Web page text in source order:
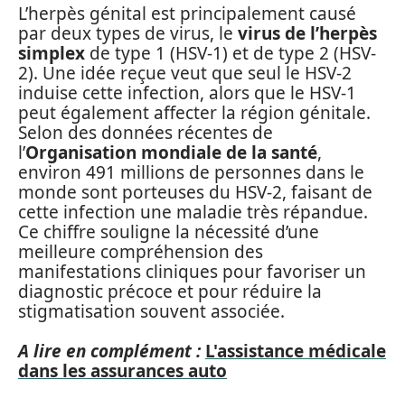
L’herpès génital est principalement causé
par deux types de virus, le virus de l’herpès
simplex de type 1 (HSV-1) et de type 2 (HSV-
2). Une idée reçue veut que seul le HSV-2
induise cette infection, alors que le HSV-1
peut également affecter la région génitale.
Selon des données récentes de
l’Organisation mondiale de la santé,
environ 491 millions de personnes dans le
monde sont porteuses du HSV-2, faisant de
cette infection une maladie très répandue.
Ce chiffre souligne la nécessité d’une
meilleure compréhension des
manifestations cliniques pour favoriser un
diagnostic précoce et pour réduire la
stigmatisation souvent associée.
A lire en complément : L'assistance médicale
dans les assurances auto